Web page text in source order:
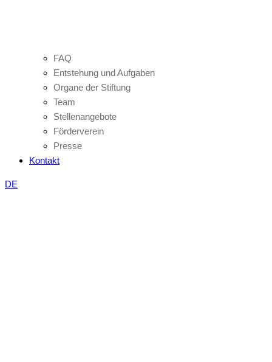
FAQ
Entstehung und Aufgaben
Organe der Stiftung
Team
Stellenangebote
Förderverein
Presse
Kontakt
DE